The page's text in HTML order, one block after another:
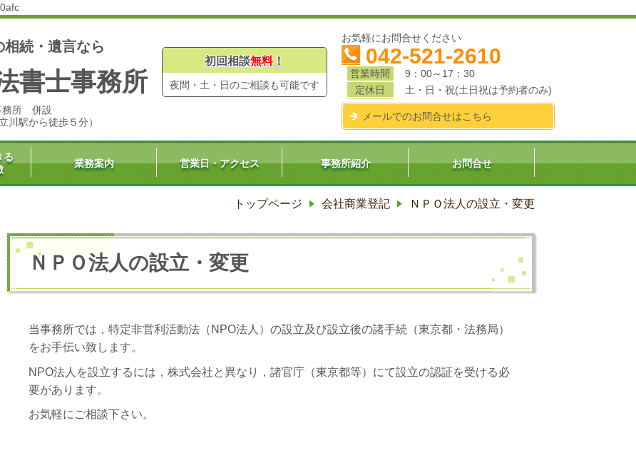
続・遺言なら
書士事務所
務所 併設
川駅から徒歩５分）
初回相談無料！
夜間・土・日のご相談も可能です
お気軽にお問合せください
042-521-2610
営業時間
9：00～17：30
定休日
土・日・祝(土日祝は予約者のみ)
メールでのお問合せはこちら
る
業務案内 営業日・アクセス 事務所紹介 お問合せ
トップページ 会社商業登記 ＮＰＯ法人の設立・変更
ＮＰＯ法人の設立・変更
当事務所では，特定非営利活動法（NPO法人）の設立及び設立後の諸手続（東京都・法務局）
をお手伝い致します。
NPO法人を設立するには，株式会社と異なり，諸官庁（東京都等）にて設立の認証を受ける必
要があります。
お気軽にご相談下さい。